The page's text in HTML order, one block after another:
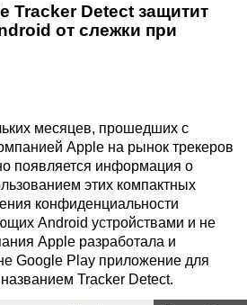
Tracker Detect защитит
от слежки при
месяцев, прошедших с
Apple на рынок трекеров
появляется информация о
этих компактных
конфиденциальности
Android устройствами и не
Apple разработала и
Google Play приложение для
Tracker Detect.